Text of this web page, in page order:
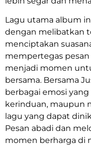
Lagu utama album
dengan melibatkan
menciptakan
mempertegas
menjadi momen
bersama. Bersama
berbagai emosi
kerinduan, maupun
lagu yang dapat
Pesan abadi dan
momen berharga di